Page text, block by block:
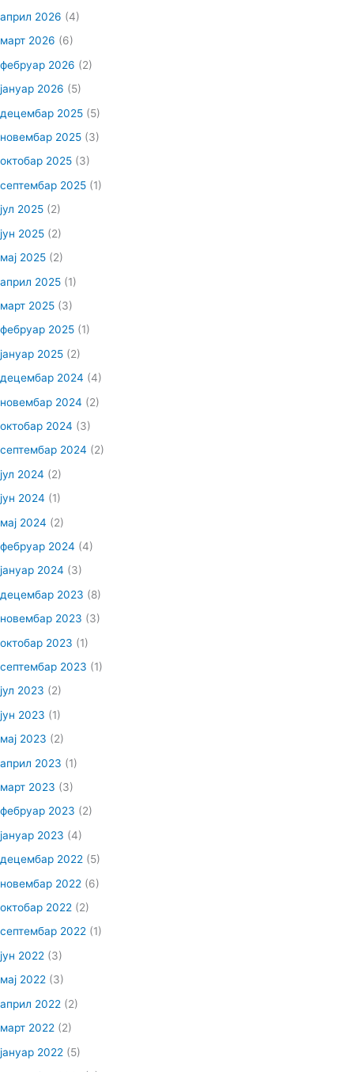
април 2026 (4)
март 2026 (6)
фебруар 2026 (2)
јануар 2026 (5)
децембар 2025 (5)
новембар 2025 (3)
октобар 2025 (3)
септембар 2025 (1)
јул 2025 (2)
јун 2025 (2)
мај 2025 (2)
април 2025 (1)
март 2025 (3)
фебруар 2025 (1)
јануар 2025 (2)
децембар 2024 (4)
новембар 2024 (2)
октобар 2024 (3)
септембар 2024 (2)
јул 2024 (2)
јун 2024 (1)
мај 2024 (2)
фебруар 2024 (4)
јануар 2024 (3)
децембар 2023 (8)
новембар 2023 (3)
октобар 2023 (1)
септембар 2023 (1)
јул 2023 (2)
јун 2023 (1)
мај 2023 (2)
април 2023 (1)
март 2023 (3)
фебруар 2023 (2)
јануар 2023 (4)
децембар 2022 (5)
новембар 2022 (6)
октобар 2022 (2)
септембар 2022 (1)
јун 2022 (3)
мај 2022 (3)
април 2022 (2)
март 2022 (2)
јануар 2022 (5)